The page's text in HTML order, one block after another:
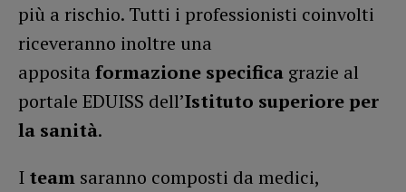
più a rischio. Tutti i professionisti coinvolti
riceveranno inoltre una
apposita formazione specifica grazie al
portale EDUISS dell’Istituto superiore per
la sanità.
I team saranno composti da medici,